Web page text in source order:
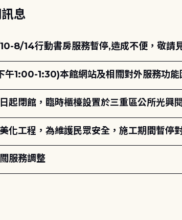
息
8/14行動書房服務暫停,造成不便，敬請
午1:00-1:30)本館網站及相關對外服務功
起閉館，臨時櫃檯設置於三重區公所光興
化工程，為維護民眾安全，施工期間暫停
服務調整